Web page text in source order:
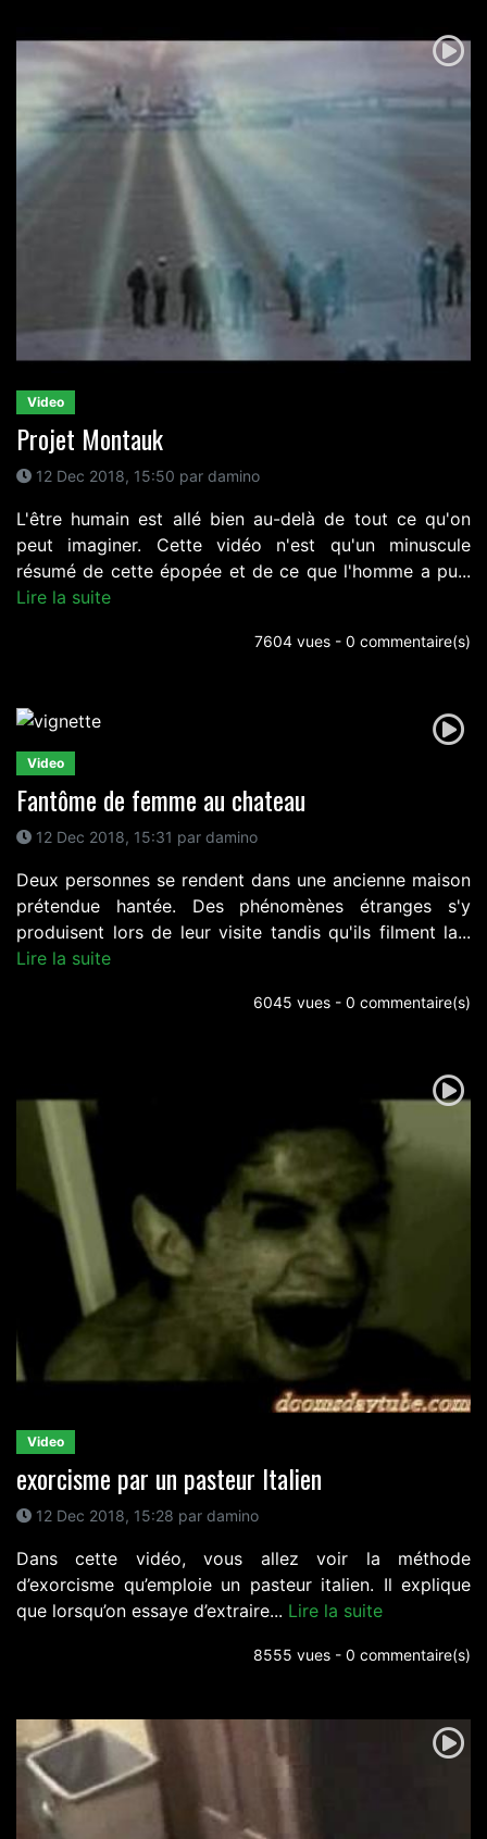
Video
Projet Montauk
12 Dec 2018, 15:50 par damino
L'être humain est allé bien au-delà de tout ce qu'on
peut imaginer. Cette vidéo n'est qu'un minuscule
résumé de cette épopée et de ce que l'homme a pu...
Lire la suite
7604 vues - 0 commentaire(s)
Video
Fantôme de femme au chateau
12 Dec 2018, 15:31 par damino
Deux personnes se rendent dans une ancienne maison
prétendue hantée. Des phénomènes étranges s'y
produisent lors de leur visite tandis qu'ils filment la...
Lire la suite
6045 vues - 0 commentaire(s)
Video
exorcisme par un pasteur Italien
12 Dec 2018, 15:28 par damino
Dans cette vidéo, vous allez voir la méthode
d’exorcisme qu’emploie un pasteur italien. Il explique
que lorsqu’on essaye d’extraire... Lire la suite
8555 vues - 0 commentaire(s)